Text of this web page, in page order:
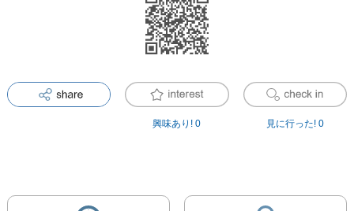
興味あり! 0 見に行った! 0